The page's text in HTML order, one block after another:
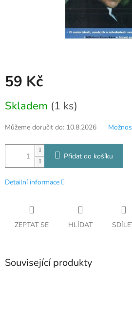
59 Kč
cena:
Skladem (1 ks)
Můžeme doručit do: 10.8.2026
Přidat do košíku
Detailní informace
ZEPTAT SE HLÍDAT
Související produkty